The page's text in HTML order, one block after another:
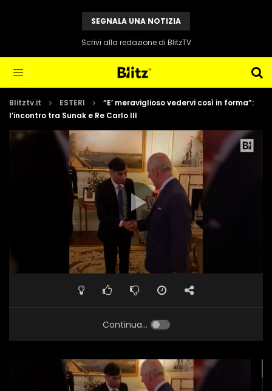
SEGNALA UNA NOTIZIA
Scrivi alla redazione di BlitzTV
Blitztv.it ESTERI
“E’ meraviglioso vedervi così in forma”:
l’incontro tra Sunak e Re Carlo III
Continua...